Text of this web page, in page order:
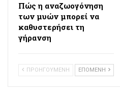
Πώς η αναζωογόνηση
των μυών μπορεί να
καθυστερήσει τη
γήρανση
ΠΡΟΗΓΟΥΜΕΝΗ ΕΠΟΜΕΝΗ